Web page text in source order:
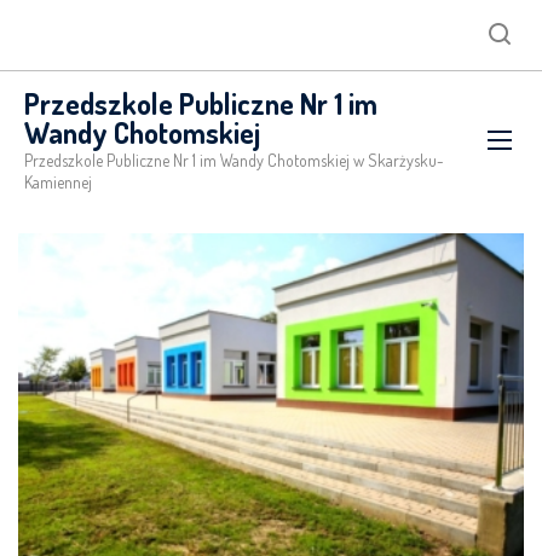
Przedszkole Publiczne Nr 1 im
Wandy Chotomskiej
Przedszkole Publiczne Nr 1 im Wandy Chotomskiej w Skarżysku-
Kamiennej